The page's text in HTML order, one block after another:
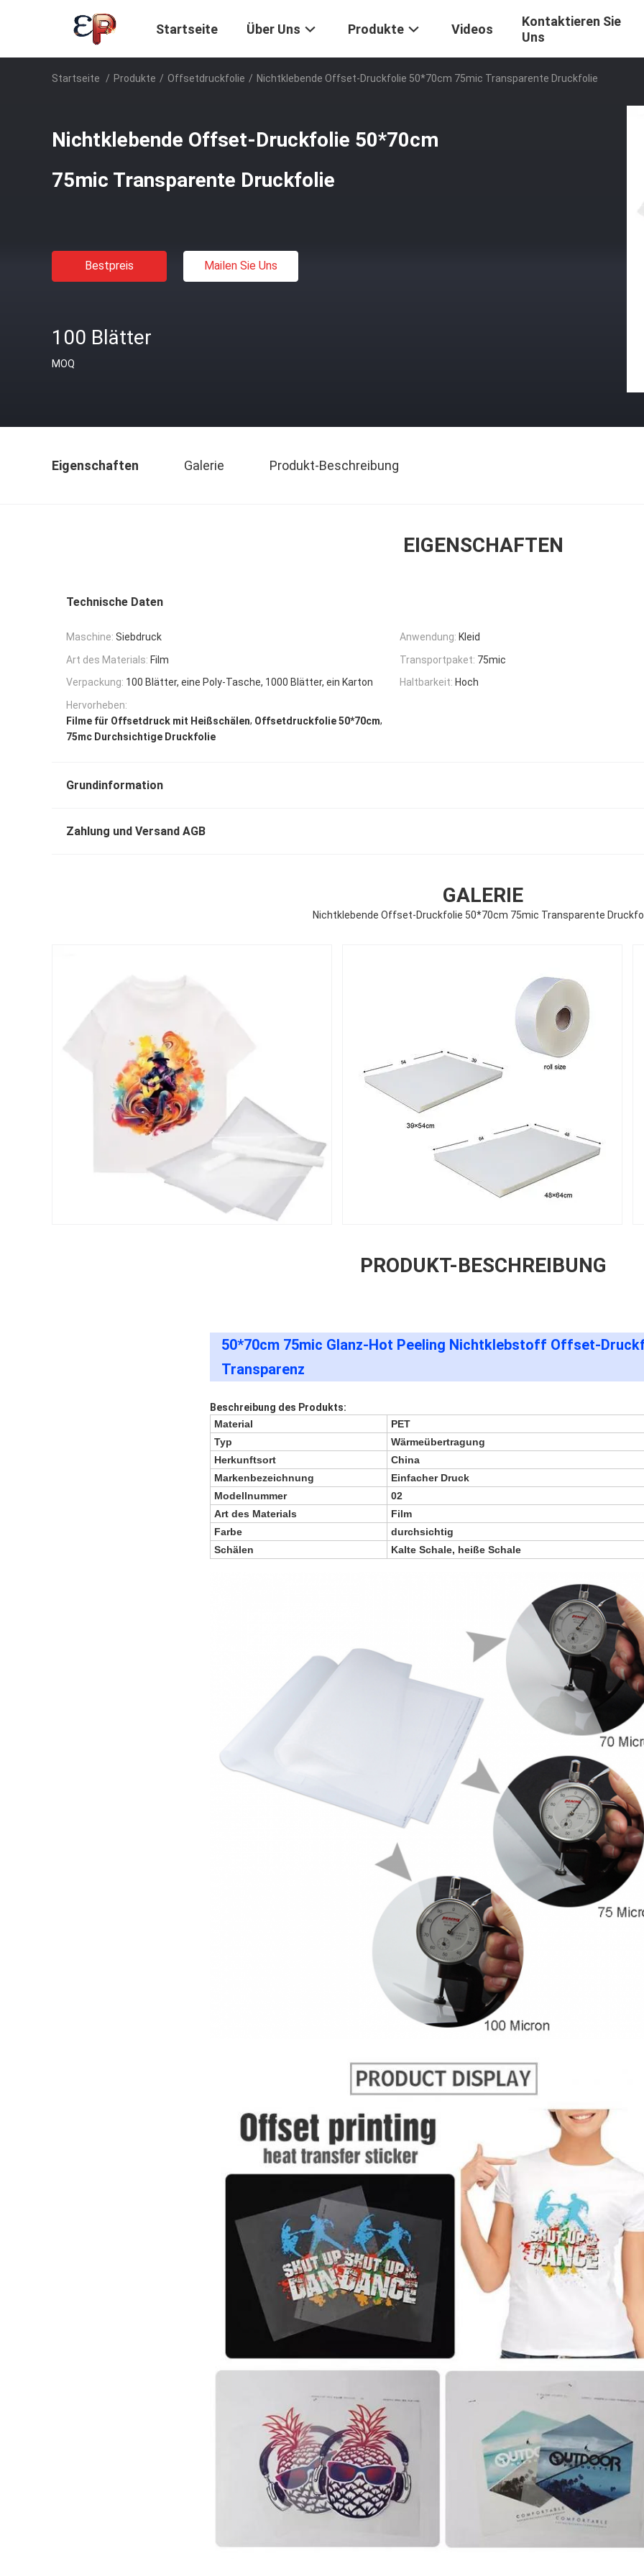
Startseite Über Uns Produkte Videos
Kontaktieren Sie
Uns
Startseite / Produkte / Offsetdruckfolie / Nichtklebende Offset-Druckfolie 50*70cm 75mic Transparente Druckfolie
Nichtklebende Offset-Druckfolie 50*70cm
75mic Transparente Druckfolie
Bestpreis Mailen Sie Uns
100 Blätter
MOQ
Eigenschaften Galerie Produkt-Beschreibung
EIGENSCHAFTEN
Technische Daten
Maschine: Siebdruck Anwendung: Kleid
Art des Materials: Film Transportpaket: 75mic
Verpackung: 100 Blätter, eine Poly-Tasche, 1000 Blätter, ein Karton Haltbarkeit: Hoch
Hervorheben:
Filme für Offsetdruck mit Heißschälen, Offsetdruckfolie 50*70cm,
75mc Durchsichtige Druckfolie
Grundinformation
Zahlung und Versand AGB
GALERIE
Nichtklebende Offset-Druckfolie 50*70cm 75mic Transparente
PRODUKT-BESCHREIBUNG
50*70cm 75mic Glanz-Hot Peeling Nichtklebstoff Offset-
Transparenz
Beschreibung des Produkts:
Material
PET
Typ
Wärmeübertragung
Herkunftsort
China
Markenbezeichnung
Einfacher Druck
Modellnummer
02
Art des Materials
Film
Farbe
durchsichtig
Schälen
Kalte Schale, heiße Schale